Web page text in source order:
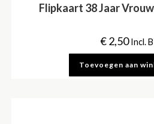
Flipkaart 38 Jaar
€2,50 Incl.
Toevoegen aan